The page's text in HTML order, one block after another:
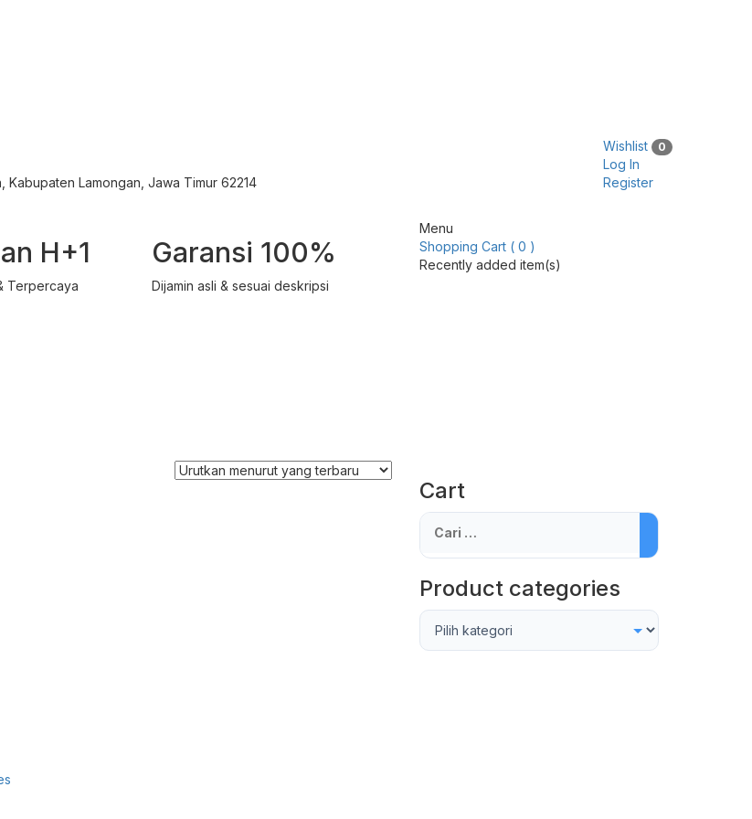
Kabupaten Lamongan, Jawa Timur 62214
Wishlist 0
Log In
Register
H+1
Terpercaya
Garansi 100%
Dijamin asli & sesuai deskripsi
Menu
Shopping Cart ( 0 )
Recently added item(s)
Cart
Cari
untuk:
Product categories